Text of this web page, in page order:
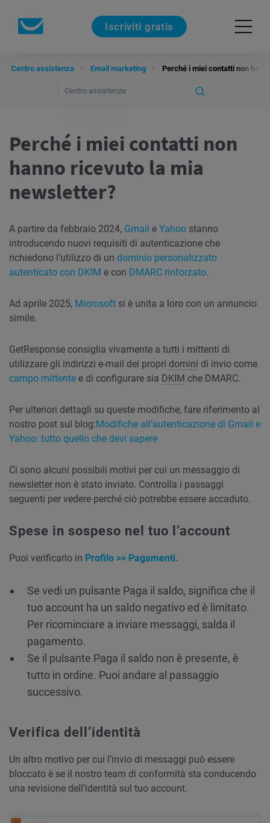
Iscriviti gratis
Centro assistenza Email marketing Perché i miei contatti non
Perché i miei contatti non
hanno ricevuto la mia
newsletter?
A partire da febbraio 2024, Gmail e Yahoo stanno
introducendo nuovi requisiti di autenticazione che
richiedono l’utilizzo di un dominio personalizzato
autenticato con DKIM e con DMARC rinforzato.
Ad aprile 2025, Microsoft si è unita a loro con un annuncio
simile.
GetResponse consiglia vivamente a tutti i mittenti di
utilizzare gli indirizzi e-mail dei propri domini di invio come
campo mittente e di configurare sia DKIM che DMARC.
Per ulteriori dettagli su queste modifiche, fare riferimento al
nostro post sul blog:Modifiche all’autenticazione di Gmail e
Yahoo: tutto quello che devi sapere
Ci sono alcuni possibili motivi per cui un messaggio di
newsletter non è stato inviato. Controlla i passaggi
seguenti per vedere perché ciò potrebbe essere accaduto.
Spese in sospeso nel tuo l’account
Puoi verificarlo in Profilo >> Pagamenti.
Se vedi un pulsante Paga il saldo, significa che il
tuo account ha un saldo negativo ed è limitato.
Per ricominciare a inviare messaggi, salda il
pagamento.
Se il pulsante Paga il saldo non è presente, è
tutto in ordine. Puoi andare al passaggio
successivo.
Verifica dell’identità
Un altro motivo per cui l’invio di messaggi può essere
bloccato è se il nostro team di conformità sta conducendo
una revisione dell’identità sul tuo account.